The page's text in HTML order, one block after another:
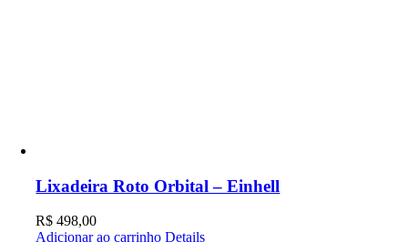
Lixadeira Roto Orbital – Einhell
R$ 498,00
Adicionar ao carrinho Details